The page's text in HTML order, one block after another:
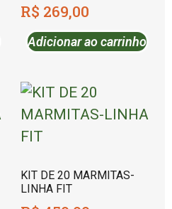
R$ 269,00
Adicionar ao carrinho
KIT DE 20 MARMITAS-
LINHA FIT